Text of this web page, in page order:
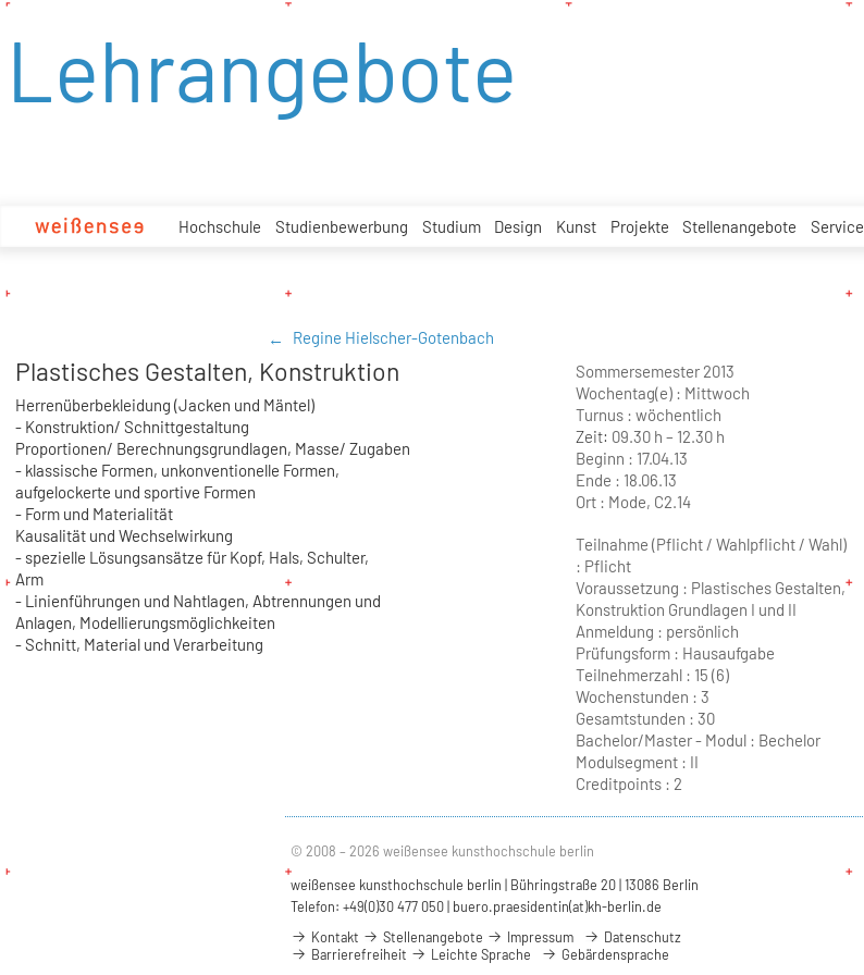
zum
Hochschule Studienbewerbung Studium Design Kunst Projekte Stellenangebote Service
Lehrangebote
Regine Hielscher-Gotenbach
Plastisches Gestalten, Konstruktion
Herrenüberbekleidung (Jacken und Mäntel)
- Konstruktion/ Schnittgestaltung
Proportionen/ Berechnungsgrundlagen, Masse/ Zugaben
- klassische Formen, unkonventionelle Formen,
aufgelockerte und sportive Formen
- Form und Materialität
Kausalität und Wechselwirkung
- spezielle Lösungsansätze für Kopf, Hals, Schulter,
Arm
- Linienführungen und Nahtlagen, Abtrennungen und
Anlagen, Modellierungsmöglichkeiten
- Schnitt, Material und Verarbeitung
Sommersemester 2013
Wochentag(e) : Mittwoch
Turnus : wöchentlich
Zeit: 09.30 h – 12.30 h
Beginn : 17.04.13
Ende : 18.06.13
Ort : Mode, C2.14
Teilnahme (Pflicht / Wahlpflicht / Wahl)
: Pflicht
Voraussetzung : Plastisches Gestalten,
Konstruktion Grundlagen I und II
Anmeldung : persönlich
Prüfungsform : Hausaufgabe
Teilnehmerzahl : 15 (6)
Wochenstunden : 3
Gesamtstunden : 30
Bachelor/Master - Modul : Bechelor
Modulsegment : II
Creditpoints : 2
© 2008 – 2026 weißensee kunsthochschule berlin
weißensee kunsthochschule berlin | Bühringstraße 20 | 13086 Berlin
Telefon: +49(0)30 477 050 | buero.praesidentin(at)kh-berlin.de
Kontakt
Stellenangebote Impressum
Datenschutz
Barrierefreiheit
Leichte Sprache Gebärdensprache